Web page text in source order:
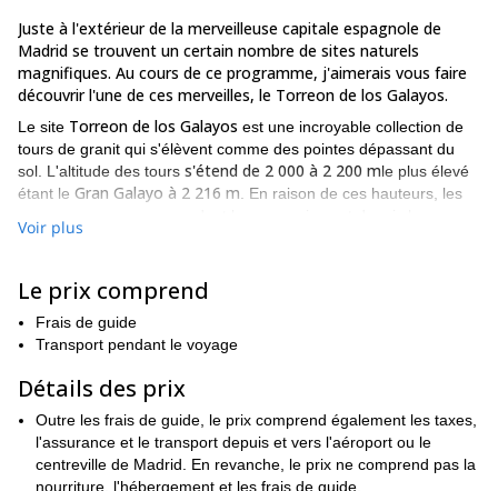
Juste à l'extérieur de la merveilleuse capitale espagnole de
Madrid se trouvent un certain nombre de sites naturels
magnifiques. Au cours de ce programme, j'aimerais vous faire
découvrir l'une de ces merveilles, le Torreon de los Galayos.
Le site Torreon de los Galayos est une incroyable collection de
tours de granit qui s'élèvent comme des pointes dépassant du
sol. L'altitude des tours s'étend de 2 000 à 2 200 mle plus élevé
étant le Gran Galayo à 2 216 m . En raison de ces hauteurs, les
sommet sont absolument sensationnelles.
amusante, je voudrais également vous enseigner des techniques
importantes pour une escalade sûre et correcte au cours de ce
programme. Ainsi, ce programme sera aussi instructif
qu'agréable.
Nous allons couvrir beaucoup de choses différentes pendant ce...
aventure. Vous apprendrez
comment utiliser correctement
l'équipement qui sera fourni . Vous apprendrez également
comment suivre des itinéraires corrects dans les Galayos et bien
plus encore.
Voir plus
Le prix comprend
Frais de guide
Transport pendant le voyage
Détails des prix
Outre les frais de guide, le prix comprend également les taxes,
l'assurance et le transport depuis et vers l'aéroport ou le
centreville de Madrid. En revanche, le prix ne comprend pas la
nourriture, l'hébergement et les frais de guide.